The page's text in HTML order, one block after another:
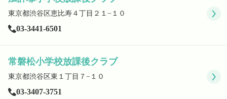
東京都渋谷区恵比寿４丁目２１−１０
03-3441-6501
常磐松小学校放課後クラブ
東京都渋谷区東１丁目７−１０
03-3407-3751